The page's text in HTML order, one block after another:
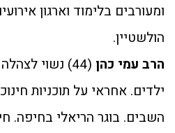
ומעורבים בלימוד וארגון
הולשטיין.
הרב עמי כהן
ילדים. אחראי על תוכניות
השבים. בוגר הריאלי בחיפה.